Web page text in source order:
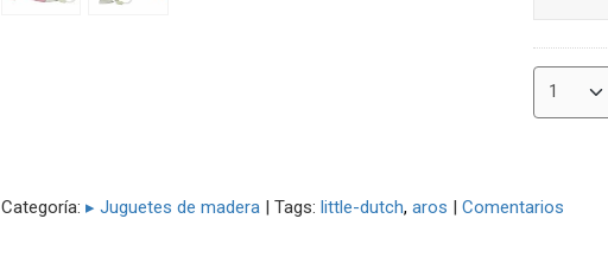
Categoría: ▸ Juguetes de madera| Tags: little-dutch aros | Comentarios